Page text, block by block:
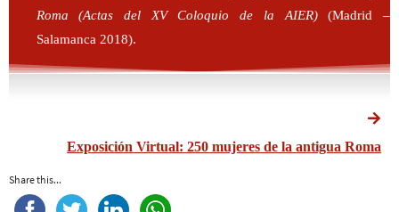
Roma (Actas del XV Coloquio de la AIER)(Madrid –
Salamanca 2018).
Exposición Virtual: 250 mujeres de la antigua Roma
Share this...